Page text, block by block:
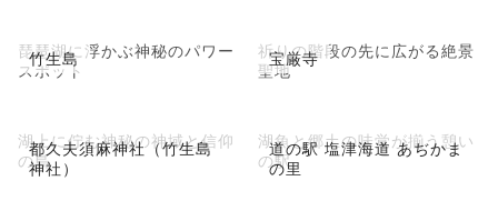
竹生島
琵琶湖に浮かぶ神秘のパワー
スポット
宝厳寺
祈りの階段の先に広がる絶景
聖地
都久夫須麻神社（竹生島
神社）
湖上に佇む神秘の神域と信仰
の島
道の駅 塩津海道 あぢかま
の里
湖魚と郷土の味覚が揃う憩い
の駅